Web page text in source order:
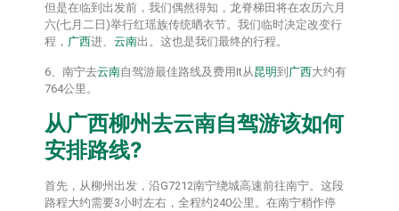
但是在临到出发前，我们偶然得知，龙脊梯田将在农历六月
六(七月二日)举行红瑶族传统晒衣节。我们临时决定改变行
程， 广西进、 云南出。这也是我们最终的行程。
6、南宁去云南自驾游最佳路线及费用It从昆明到 广西大约有
764公里。
从广西柳州去云南自驾游该如何
安排路线?
首先，从柳州出发，沿G7212南宁绕城高速前往南宁。这段
路程大约需要3小时左右，全程约240公里。在南宁稍作停